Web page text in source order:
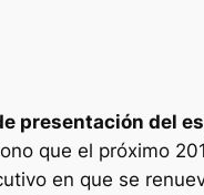
presentación del
que el próximo
en que se